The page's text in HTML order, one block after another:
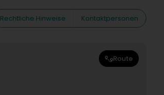
Rechtliche Hinweise
Kontaktpersonen
Route